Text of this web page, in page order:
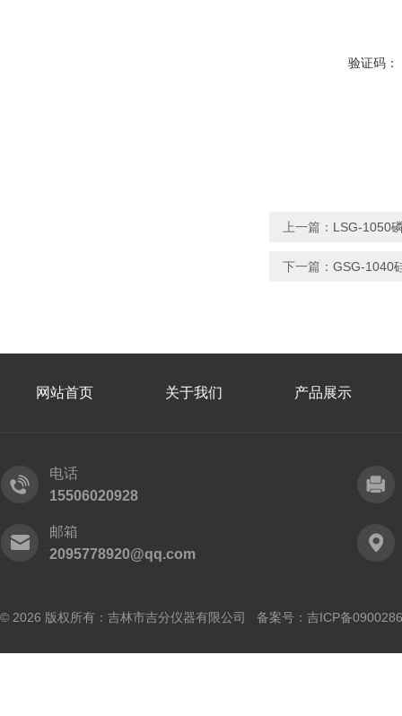
验证码：
上一篇： LSG-1050
下一篇： GSG-1040
网站首页 关于我们 产品展示
电话
15506020928
邮箱
2095778920@qq.com
© 2026 版权所有：吉林市吉分仪器有限公司 备案号： 吉ICP备